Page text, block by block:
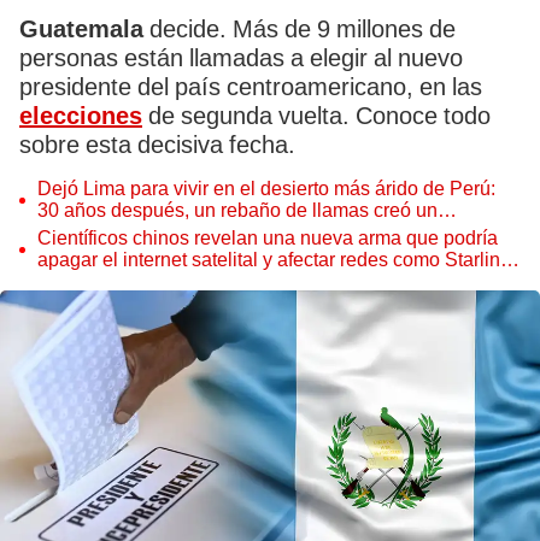
Guatemaladecide. Más de 9 millones de
personas están llamadas a elegir al nuevo
presidente del país centroamericano, en las
elecciones de segunda vuelta. Conoce todo
sobre esta decisiva fecha.
Dejó Lima para vivir en el desierto más árido de Perú:
30 años después, un rebaño de llamas creó un
sorprendente ecosistema
Científicos chinos revelan una nueva arma que podría
apagar el internet satelital y afectar redes como Starlink